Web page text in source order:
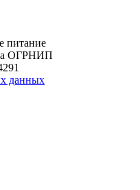
питание
ОГРНИП
данных